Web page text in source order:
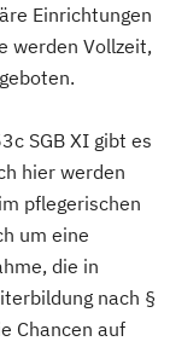
Einrichtungen
werden Vollzeit,
SGB XI gibt es
hier werden
pflegerischen
um eine
die in
nach §
Chancen auf